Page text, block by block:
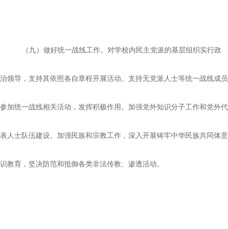
（九）做好统一战线工作。对学校内民主党派的基层组织实行政
治领导，支持其依照各自章程开展活动。支持无党派人士等统一战线成员
参加统一战线相关活动，发挥积极作用。加强党外知识分子工作和党外代
表人士队伍建设。加强民族和宗教工作，深入开展铸牢中华民族共同体意
识教育，坚决防范和抵御各类非法传教、渗透活动。